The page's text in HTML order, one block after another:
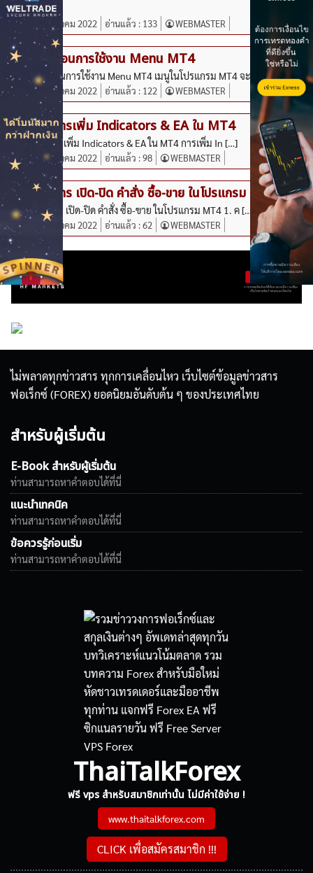
ค้นหา
สำหรับ:
[…]
2 พฤษภาคม 2022 อ่านแล้ว : 133 WEBMASTER
บทที่ 4.สอนการใช้งาน Menu MT4
บทที่ 4.สอนการใช้งาน Menu MT4 เมนูในโปรแกรม MT4 จะแบ่งเ […]
2 พฤษภาคม 2022 อ่านแล้ว : 122 WEBMASTER
บทที่ 5.การเพิ่ม Indicators & EA ใน MT4
บทที่ 5.การเพิ่ม Indicators & EA ใน MT4 การเพิ่ม In […]
2 พฤษภาคม 2022 อ่านแล้ว :98 WEBMASTER
บทที่ 6.การ เปิด-ปิด คำสั่ง ซื้อ-ขาย ในโปรแกรม MT4
บทที่ 6.การ เปิด-ปิด คำสั่ง ซื้อ-ขาย ในโปรแกรม MT4 1. ค […]
2 พฤษภาคม 2022 อ่านแล้ว :62 WEBMASTER
ไม่พลาดทุกข่าวสาร ทุกการเคลื่อนไหว เว็บไซต์ข้อมูลข่าวสาร
ฟอเร็กซ์ (FOREX) ยอดนิยมอันดับต้น ๆ ของประเทศไทย
สำหรับผู้เริ่มต้น
E-Book สำหรับผู้เริ่มต้น
ท่านสามารถหาคำตอบได้ที่นี่
แนะนำเทคนิค
ท่านสามารถหาคำตอบได้ที่นี่
ข้อควรรู้ก่อนเริ่ม
ท่านสามารถหาคำตอบได้ที่นี่
ThaiTalkForex
ฟรี vps สำหรับสมาชิกเท่านั้น ไม่มีค่าใช้จ่าย !
www.thaitalkforex.com
CLICK เพื่อสมัครสมาชิก !!!